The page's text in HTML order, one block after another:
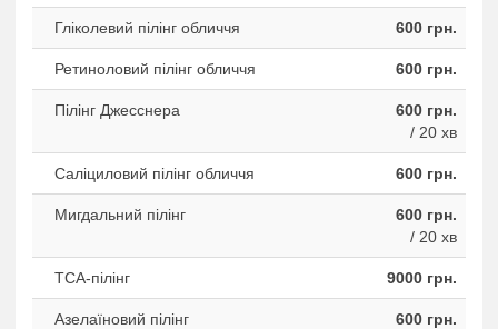
Гліколевий пілінг обличчя 600 грн.
Ретиноловий пілінг обличчя 600 грн.
Пілінг Джесснера
600 грн.
/ 20 хв
Саліциловий пілінг обличчя 600 грн.
Мигдальний пілінг
600 грн.
/ 20 хв
ТСА-пілінг 9000 грн.
Азелаїновий пілінг 600 грн.